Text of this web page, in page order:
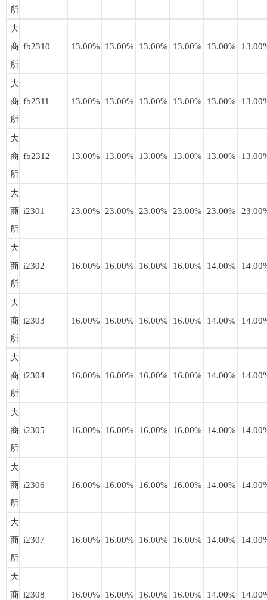
所
大
商
所
fb2310 13.00% 13.00% 13.00% 13.00% 13.00%
大
商
所
fb2311 13.00% 13.00% 13.00% 13.00% 13.00%
大
商
所
fb2312 13.00% 13.00% 13.00% 13.00% 13.00%
大
商
所
i2301 23.00% 23.00% 23.00% 23.00% 23.00%
大
商
所
i2302 16.00% 16.00% 16.00% 16.00% 14.00%
大
商
所
i2303 16.00% 16.00% 16.00% 16.00% 14.00%
大
商
所
i2304 16.00% 16.00% 16.00% 16.00% 14.00%
大
商
所
i2305 16.00% 16.00% 16.00% 16.00% 14.00%
大
商
所
i2306 16.00% 16.00% 16.00% 16.00% 14.00%
大
商
所
i2307 16.00% 16.00% 16.00% 16.00% 14.00%
大
商 i2308 16.00% 16.00% 16.00% 16.00% 14.00%